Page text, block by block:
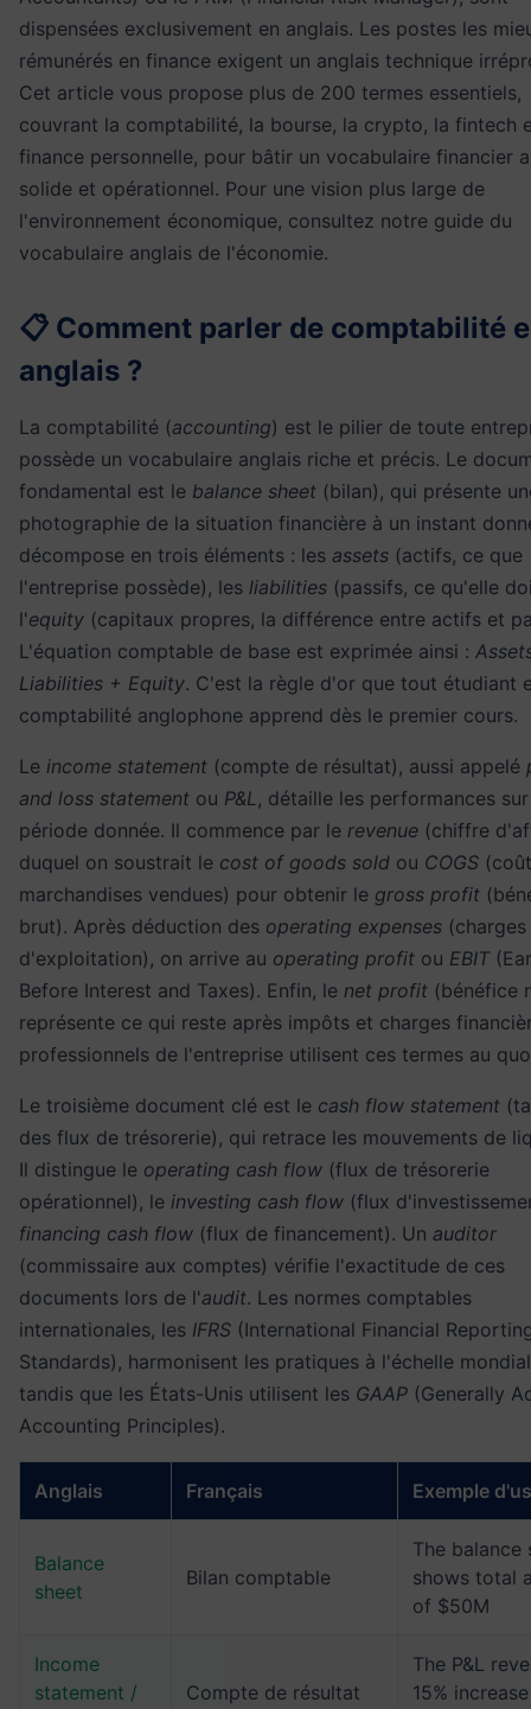
dispensées exclusivement en anglais. Les postes les
rémunérés en finance exigent un anglais technique
Cet article vous propose plus de 200 termes essentiels,
couvrant la comptabilité, la bourse, la crypto, la fintech
finance personnelle, pour bâtir un vocabulaire financier
solide et opérationnel. Pour une vision plus large de
l'environnement économique, consultez notre guide du
vocabulaire anglais de l'économie.
📋 Comment parler de comptabilité
anglais ?
La comptabilité (accounting) est le pilier de toute
possède un vocabulaire anglais riche et précis. Le
fondamental est le balance sheet (bilan), qui présente
photographie de la situation financière à un instant
décompose en trois éléments : les assets (actifs, ce que
l'entreprise possède), les liabilities (passifs, ce qu'elle
l'equity (capitaux propres, la différence entre actifs et
L'équation comptable de base est exprimée ainsi :
Liabilities + Equity. C'est la règle d'or que tout étudiant
comptabilité anglophone apprend dès le premier cours.
Le income statement (compte de résultat), aussi appelé
and loss statement ou P&L , détaille les performances
période donnée. Il commence par le revenue (chiffre
duquel on soustrait le cost of goods sold ou COGS
marchandises vendues) pour obtenir le gross profit
brut). Après déduction des operating expenses (charges
d'exploitation), on arrive au operating profit ou EBIT
Before Interest and Taxes). Enfin, le net profit (bénéfice
représente ce qui reste après impôts et charges
professionnels de l'entreprise utilisent ces termes au
Le troisième document clé est le cash flow statement
des flux de trésorerie), qui retrace les mouvements de
Il distingue le operating cash flow (flux de trésorerie
opérationnel), le investing cash flow (flux
financing cash flow (flux de financement). Un auditor
(commissaire aux comptes) vérifie l'exactitude de ces
documents lors de l'audit. Les normes comptables
internationales, les IFRS (International Financial
Standards), harmonisent les pratiques à l'échelle
tandis que les États-Unis utilisent les GAAP (Generally
Accounting Principles).
Anglais Français Exemple
Balance
sheet
Bilan comptable
The balance
shows total
of $50M
Income
statement /
Compte de résultat
The P&L
15%